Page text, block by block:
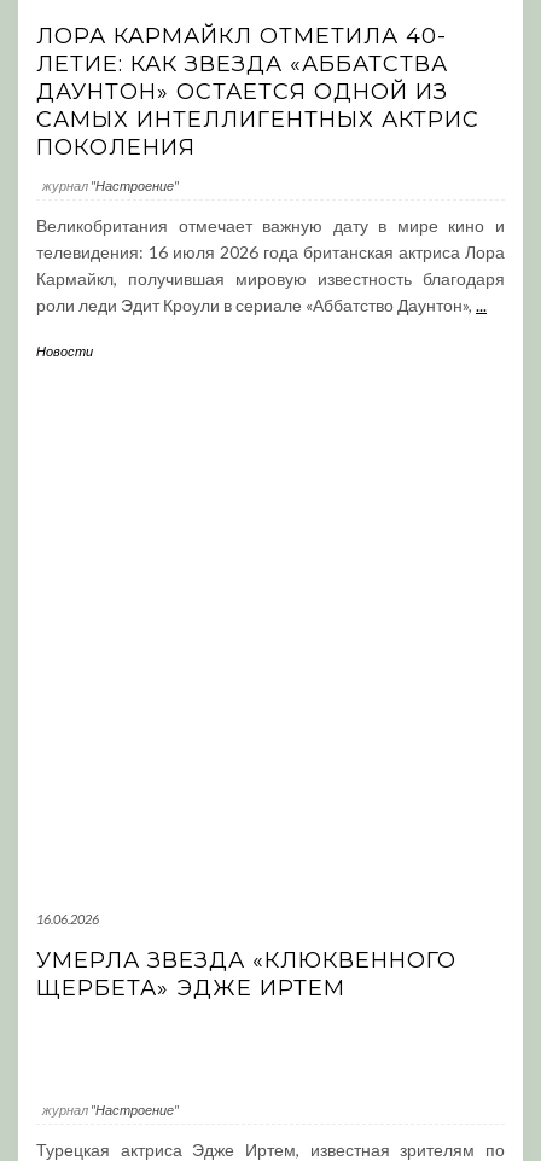
ЛОРА КАРМАЙКЛ ОТМЕТИЛА 40-
ЛЕТИЕ: КАК ЗВЕЗДА «АББАТСТВА
ДАУНТОН» ОСТАЕТСЯ ОДНОЙ ИЗ
САМЫХ ИНТЕЛЛИГЕНТНЫХ АКТРИС
ПОКОЛЕНИЯ
журнал "Настроение"
Великобритания отмечает важную дату в мире кино и
телевидения: 16 июля 2026 года британская актриса Лора
Кармайкл, получившая мировую известность благодаря
роли леди Эдит Кроули в сериале «Аббатство Даунтон», ...
Новости
16.06.2026
УМЕРЛА ЗВЕЗДА «КЛЮКВЕННОГО
ЩЕРБЕТА» ЭДЖЕ ИРТЕМ
журнал "Настроение"
Турецкая актриса Эдже Иртем, известная зрителям по